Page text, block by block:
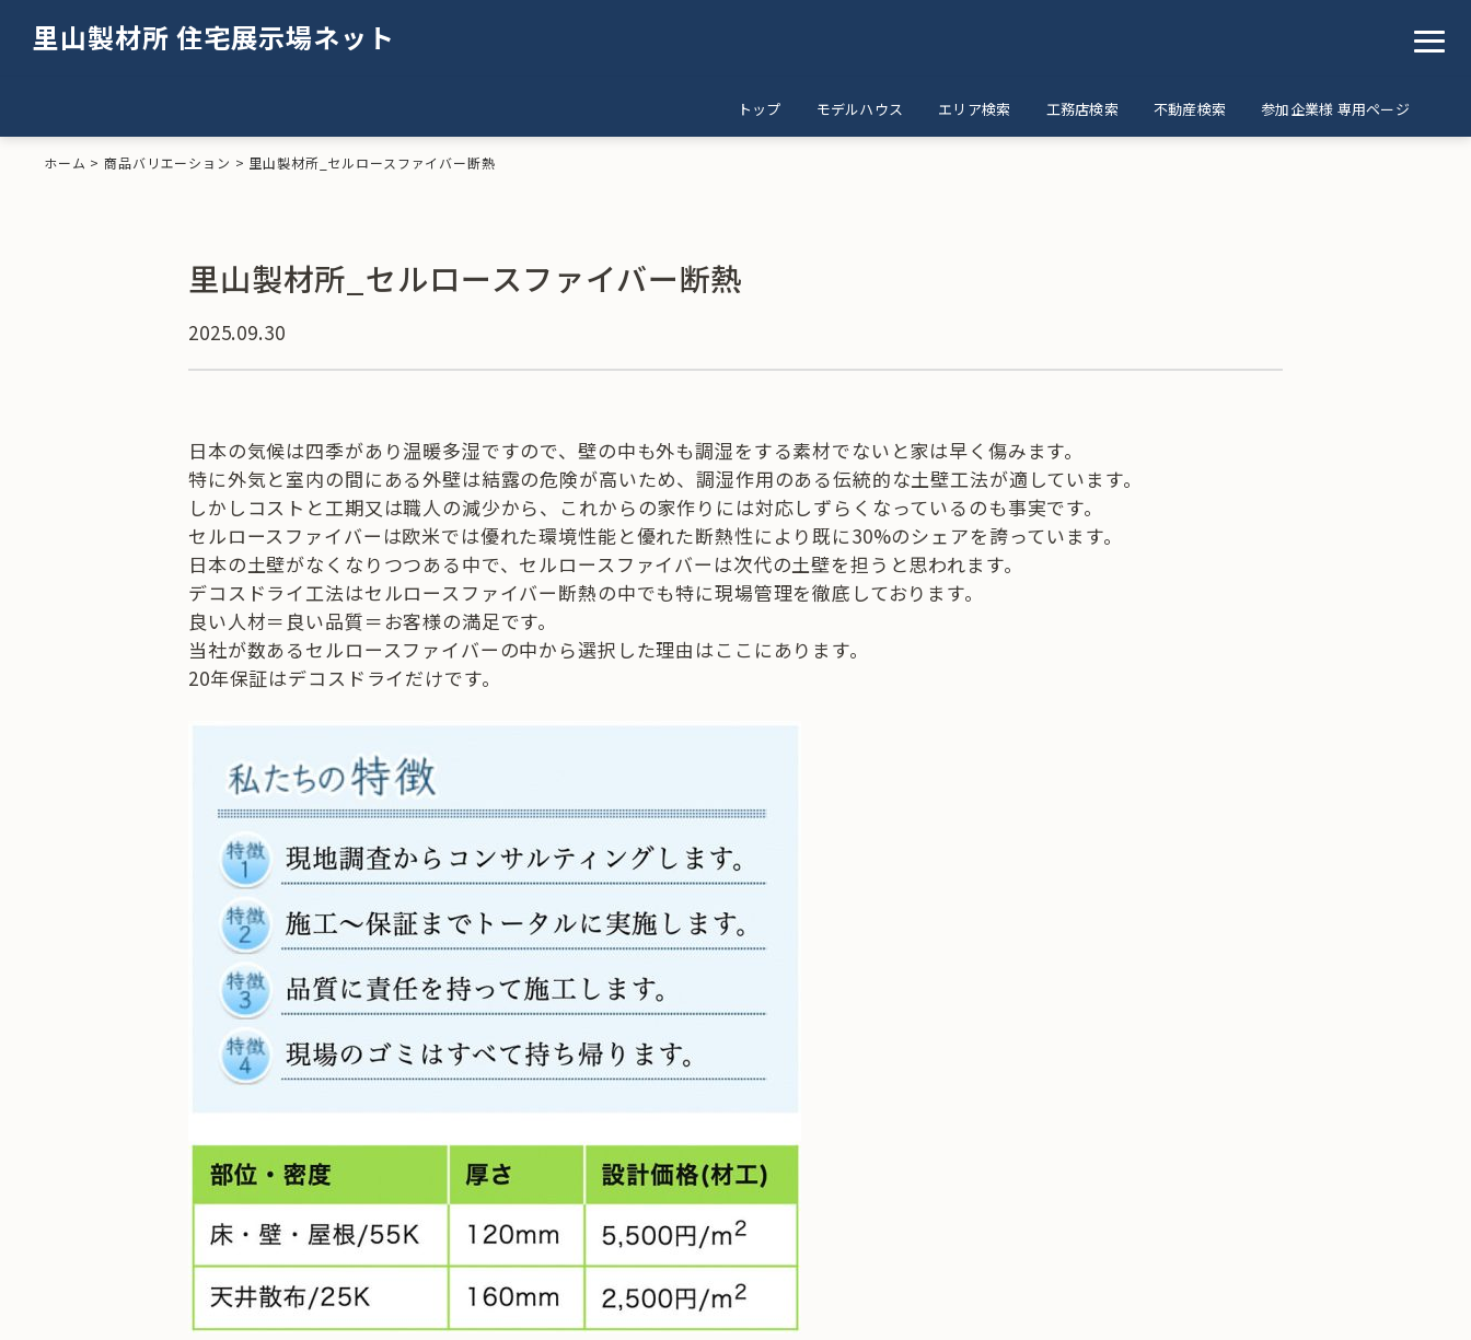
里山製材所 住宅展示場ネット
トップ モデルハウス エリア検索 工務店検索 不動産検索 参加企業様 専用ページ
ホーム >商品バリエーション > 里山製材所_セルロースファイバー断熱
里山製材所_セルロースファイバー断熱
2025.09.30
日本の気候は四季があり温暖多湿ですので、壁の中も外も調湿をする素材でないと家は早く傷みます。
特に外気と室内の間にある外壁は結露の危険が高いため、調湿作用のある伝統的な土壁工法が適しています。
しかしコストと工期又は職人の減少から、これからの家作りには対応しずらくなっているのも事実です。
セルロースファイバーは欧米では優れた環境性能と優れた断熱性により既に30%のシェアを誇っています。
日本の土壁がなくなりつつある中で、セルロースファイバーは次代の土壁を担うと思われます。
デコスドライ工法はセルロースファイバー断熱の中でも特に現場管理を徹底しております。
良い人材＝良い品質＝お客様の満足です。
当社が数あるセルロースファイバーの中から選択した理由はここにあります。
20年保証はデコスドライだけです。